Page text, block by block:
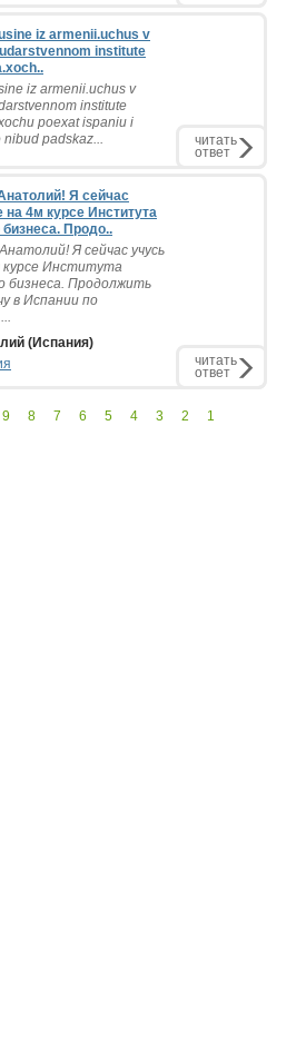
iz armenii.uchus v
institute
iz armenii.uchus v
institute
poexat ispaniu i
nibud padskaz...
читать
ответ
Я сейчас
на 4м курсе Института
бизнеса. Продо..
Я сейчас учусь
курсе Института
бизнеса. Продолжить
в Испании по
(Испания)
читать
ответ
9 8 7 6 5 4 3 2
1